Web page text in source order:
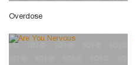
Overdose